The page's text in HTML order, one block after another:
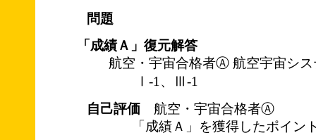
問題
「成績Ａ」復元解答
航空・宇宙合格者Ⓐ 航空宇宙シス
Ⅰ-1、Ⅲ-1
自己評価 航空・宇宙合格者Ⓐ
「成績Ａ」を獲得したポイン